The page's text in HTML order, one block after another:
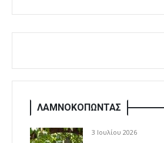
ΛΑΜΝΟΚΟΠΩΝΤΑΣ
3 Ιουλίου 2026